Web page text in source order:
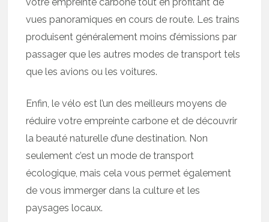
vues panoramiques en cours de route. Les trains
produisent généralement moins d’émissions par
passager que les autres modes de transport tels
que les avions ou les voitures.
Enfin, le vélo est l’un des meilleurs moyens de
réduire votre empreinte carbone et de découvrir
la beauté naturelle d’une destination. Non
seulement c’est un mode de transport
écologique, mais cela vous permet également
de vous immerger dans la culture et les
paysages locaux.